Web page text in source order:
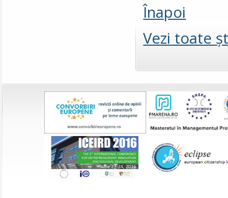
Înapoi
Vezi toate